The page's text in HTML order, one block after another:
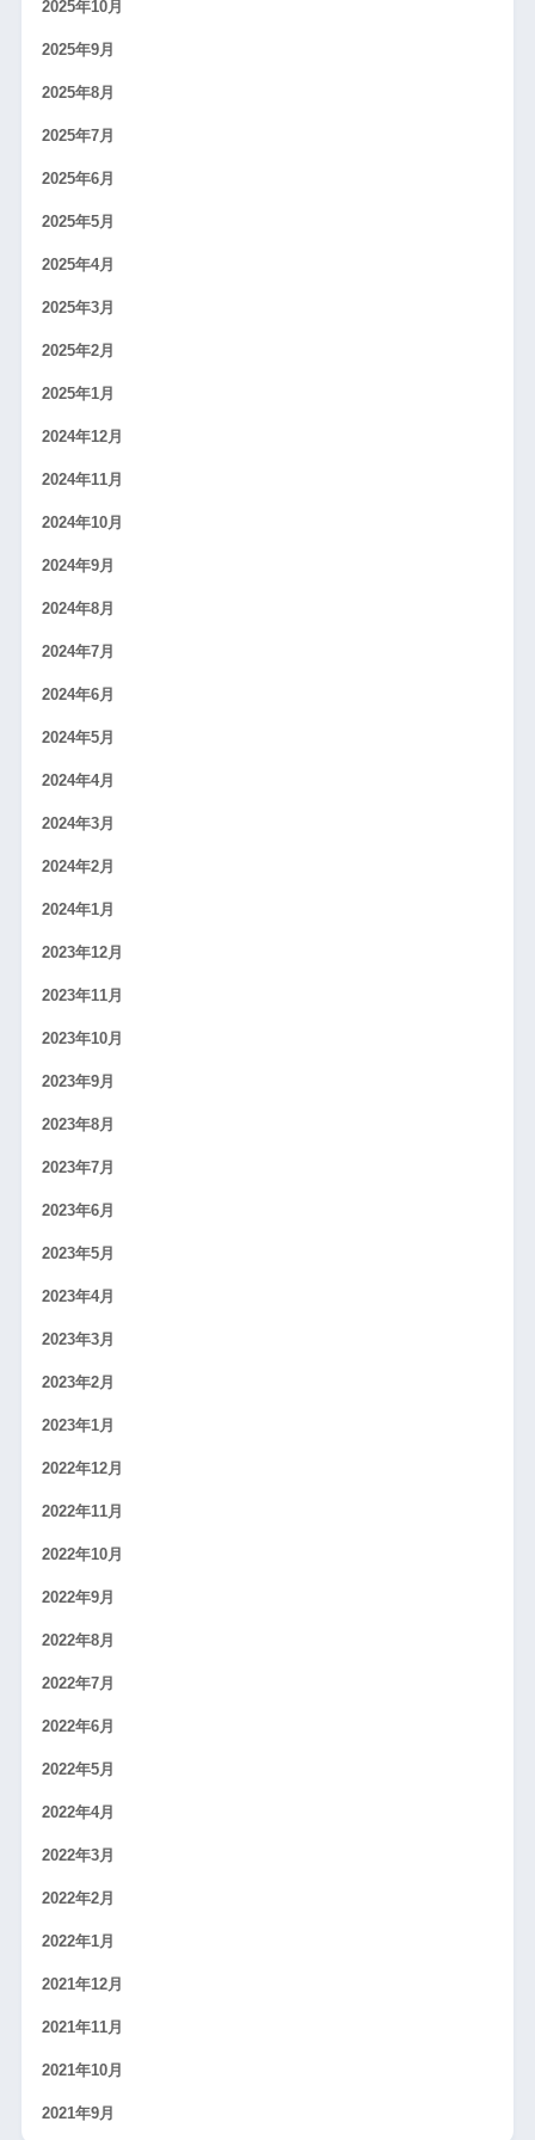
2025年10月
2025年9月
2025年8月
2025年7月
2025年6月
2025年5月
2025年4月
2025年3月
2025年2月
2025年1月
2024年12月
2024年11月
2024年10月
2024年9月
2024年8月
2024年7月
2024年6月
2024年5月
2024年4月
2024年3月
2024年2月
2024年1月
2023年12月
2023年11月
2023年10月
2023年9月
2023年8月
2023年7月
2023年6月
2023年5月
2023年4月
2023年3月
2023年2月
2023年1月
2022年12月
2022年11月
2022年10月
2022年9月
2022年8月
2022年7月
2022年6月
2022年5月
2022年4月
2022年3月
2022年2月
2022年1月
2021年12月
2021年11月
2021年10月
2021年9月